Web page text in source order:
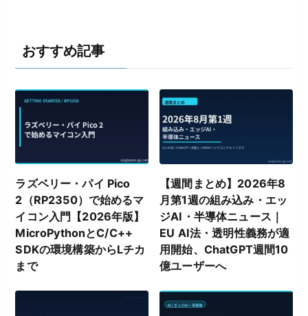
おすすめ記事
ラズベリー・パイ Pico
2（RP2350）で始めるマ
イコン入門【2026年版】
MicroPythonとC/C++
SDKの環境構築からLチカ
まで
【週間まとめ】2026年8
月第1週の組み込み・エッ
ジAI・半導体ニュース｜
EU AI法・透明性義務が適
用開始、ChatGPT週間10
億ユーザーへ